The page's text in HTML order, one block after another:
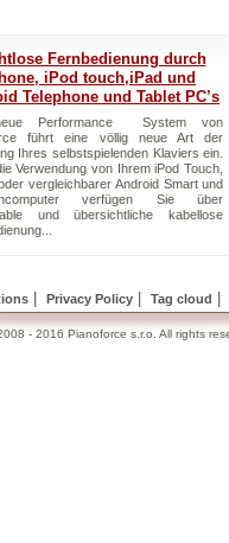
Fernbedienung durch
iPod touch,iPad und
Telephone und Tablet PC’s
Performance System von
führt eine völlig neue Art der
Ihres selbstspielenden Klaviers ein.
Verwendung von Ihrem iPod Touch,
vergleichbarer Android Smart und
verfügen Sie über
und übersichtliche kabellose
| Privacy Policy| Tag cloud
- 2016 Pianoforce s.r.o. All rights